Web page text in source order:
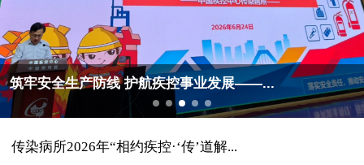
筑牢安全生产防线 护航疾控事业发展——...
传染病所2026年“相约疾控·‘传’道解...